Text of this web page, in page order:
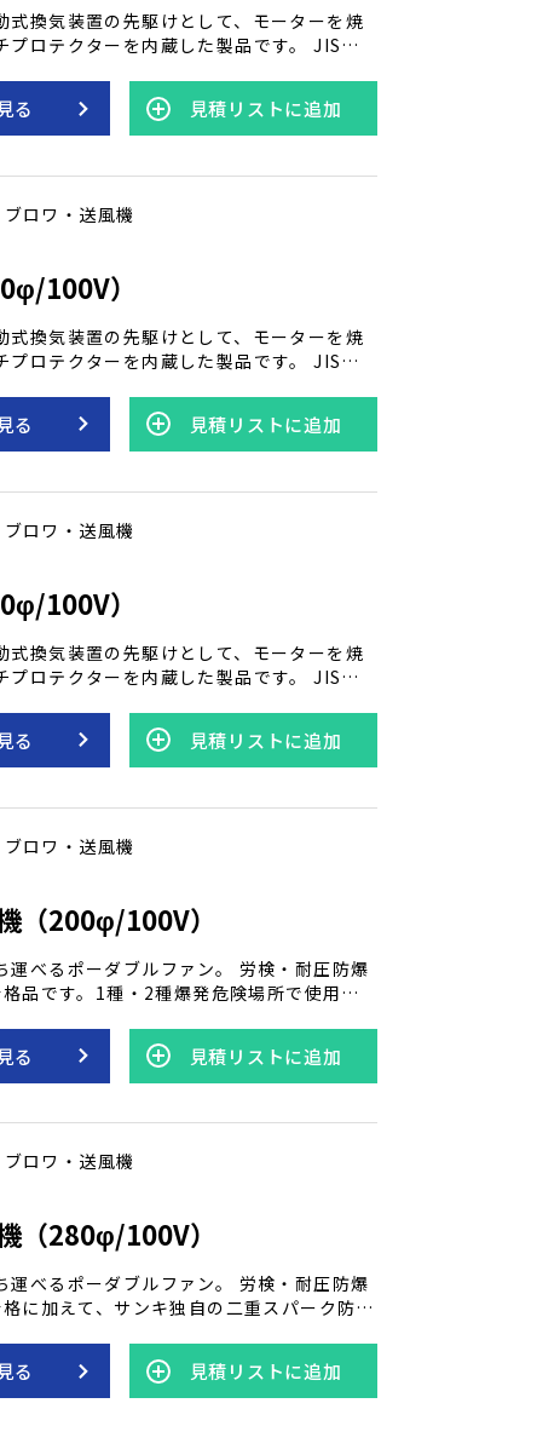
式換気装置の先駆けとして、モーターを焼
プロテクターを内蔵した製品です。 JIS規
る 見積リストに追加
ブロワ・送風機
100V）
式換気装置の先駆けとして、モーターを焼
プロテクターを内蔵した製品です。 JIS規
る 見積リストに追加
ブロワ・送風機
100V）
式換気装置の先駆けとして、モーターを焼
プロテクターを内蔵した製品です。 JIS規
る 見積リストに追加
ブロワ・送風機
（200φ/100V）
運べるポーダブルファン。 労検・耐圧防爆
品です。1種・2種爆発危険場所で使用可
としてご使用できます｡ ●1本の長さは5メ
長いダクトが必要な場合は､ダクトとダクト
す｡
る 見積リストに追加
ブロワ・送風機
（280φ/100V）
運べるポーダブルファン。 労検・耐圧防爆
に加えて、サンキ独自の二重スパーク防止
ます。 【ダクト】 ●フレキシブ
れば､局所換気や簡易換気装置としてご使用
長さは5メートルが標準｡ ●長いダクトが
る 見積リストに追加